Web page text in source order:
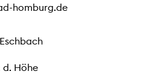
homburg.de
d. Höhe